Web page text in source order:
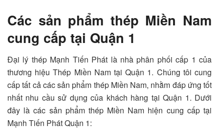
Các sản phẩm thép Miền Nam
cung cấp tại Quận 1
Đại lý thép Mạnh Tiến Phát là nhà phân phối cấp 1 của
thương hiệu Thép Miền Nam tại Quận 1. Chúng tôi cung
cấp tất cả các sản phẩm thép Miền Nam, nhằm đáp ứng tốt
nhất nhu cầu sử dụng của khách hàng tại Quận 1. Dưới
đây là các sản phẩm thép Miền Nam hiện cung cấp tại
Mạnh Tiến Phát Quận 1: